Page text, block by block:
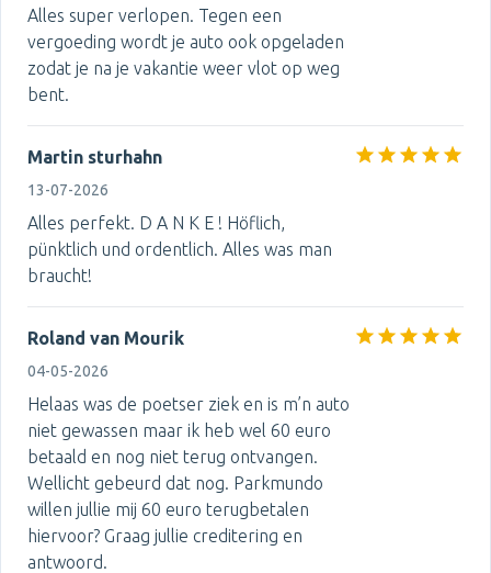
Alles super verlopen. Tegen een
vergoeding wordt je auto ook opgeladen
zodat je na je vakantie weer vlot op weg
bent.
Martin sturhahn
13-07-2026
Alles perfekt. D A N K E ! Höflich,
pünktlich und ordentlich. Alles was man
braucht!
Roland van Mourik
04-05-2026
Helaas was de poetser ziek en is m’n auto
niet gewassen maar ik heb wel 60 euro
betaald en nog niet terug ontvangen.
Wellicht gebeurd dat nog. Parkmundo
willen jullie mij 60 euro terugbetalen
hiervoor? Graag jullie creditering en
antwoord.